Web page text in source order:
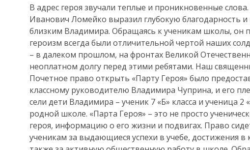
В адрес героя звучали теплые и проникновенные
Иванович Ломейко выразил глубокую благодарность
близким Владимира. Обращаясь к ученикам школы, он
героизм всегда были отличительной чертой наших
– в далеком прошлом, на фронтах Великой
неоплатном долгу перед этими ребятами. Наш
Почетное право открыть «Парту Героя» было
классному руководителю Владимира Чуприна, и его
сели дети Владимира – ученик 7 «Б» класса и ученица
родной школе. «Парта Героя» – это не просто
героя, информацию о его жизни и подвигах. Право
ученикам за выдающиеся успехи в учебе, достижения в